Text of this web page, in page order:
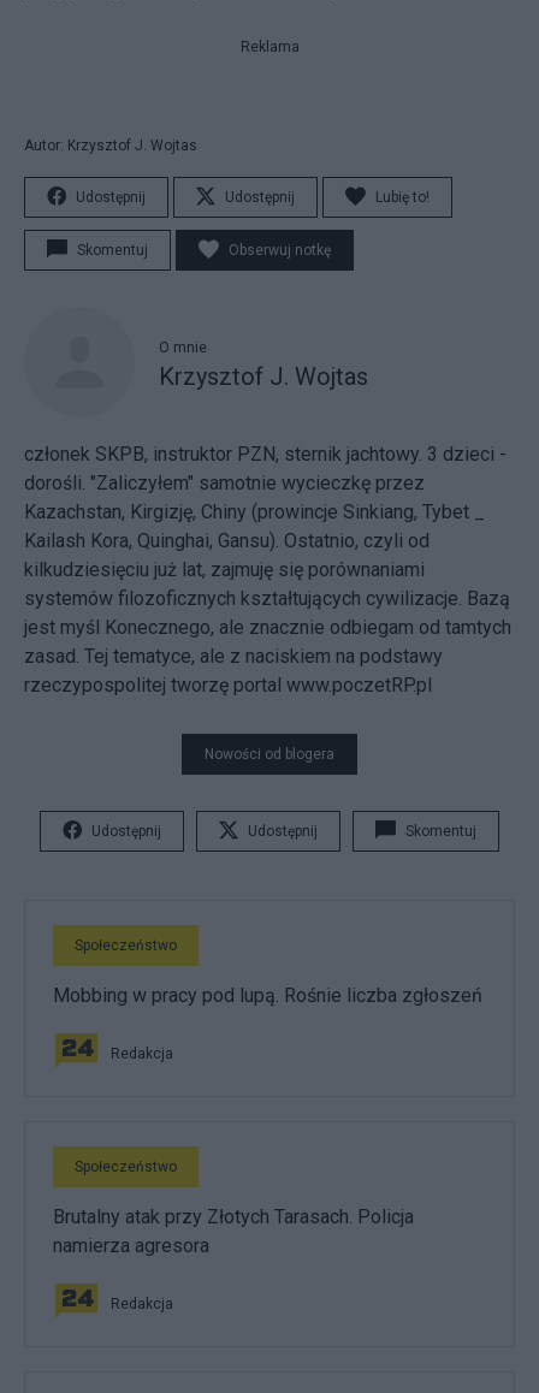
Reklama
Autor: Krzysztof J. Wojtas
Udostępnij Udostępnij Lubię to!
Skomentuj Obserwuj notkę
O mnie
Krzysztof J. Wojtas
członek SKPB, instruktor PZN, sternik jachtowy. 3 dzieci -
dorośli. "Zaliczyłem" samotnie wycieczkę przez
Kazachstan, Kirgizję, Chiny (prowincje Sinkiang, Tybet _
Kailash Kora, Quinghai, Gansu). Ostatnio, czyli od
kilkudziesięciu już lat, zajmuję się porównaniami
systemów filozoficznych kształtujących cywilizacje. Bazą
jest myśl Konecznego, ale znacznie odbiegam od tamtych
zasad. Tej tematyce, ale z naciskiem na podstawy
rzeczypospolitej tworzę portal www.poczetRP.pl
Nowości od blogera
Udostępnij Udostępnij Skomentuj
Społeczeństwo
Mobbing w pracy pod lupą. Rośnie liczba zgłoszeń
Redakcja
Społeczeństwo
Brutalny atak przy Złotych Tarasach. Policja
namierza agresora
Redakcja